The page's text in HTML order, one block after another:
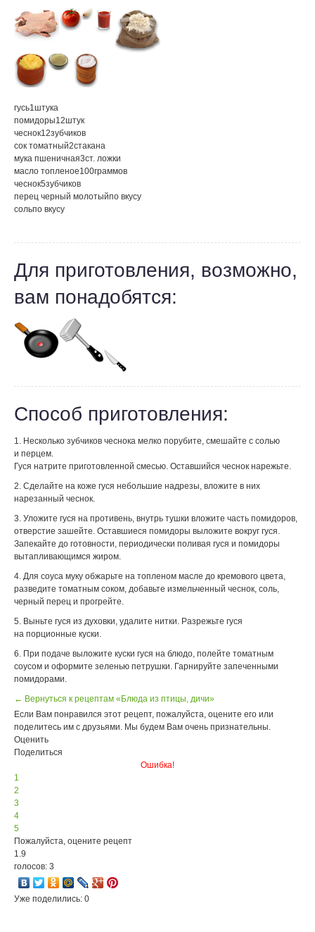
гусь1штука
помидоры12штук
чеснок12зубчиков
сок томатный2стакана
мука пшеничная3ст. ложки
масло топленое100граммов
чеснок5зубчиков
перец черный молотыйпо вкусу
сольпо вкусу
Для приготовления, возможно,
вам понадобятся:
Способ приготовления:
1. Несколько зубчиков чеснока мелко порубите, смешайте с солью
и перцем.
Гуся натрите приготовленной смесью. Оставшийся чеснок нарежьте.
2. Сделайте на коже гуся небольшие надрезы, вложите в них
нарезанный чеснок.
3. Уложите гуся на противень, внутрь тушки вложите часть помидоров,
отверстие зашейте. Оставшиеся помидоры выложите вокруг гуся.
Запекайте до готовности, периодически поливая гуся и помидоры
вытапливающимся жиром.
4. Для соуса муку обжарьте на топленом масле до кремового цвета,
разведите томатным соком, добавьте измельченный чеснок, соль,
черный перец и прогрейте.
5. Выньте гуся из духовки, удалите нитки. Разрежьте гуся
на порционные куски.
6. При подаче выложите куски гуся на блюдо, полейте томатным
соусом и оформите зеленью петрушки. Гарнируйте запеченными
помидорами.
← Вернуться к рецептам «Блюда из птицы, дичи»
Если Вам понравился этот рецепт, пожалуйста, оцените его или
поделитесь им с друзьями. Мы будем Вам очень признательны.
Оценить
Поделиться
Ошибка!
1
2
3
4
5
Пожалуйста, оцените рецепт
1.9
голосов: 3
Уже поделились: 0